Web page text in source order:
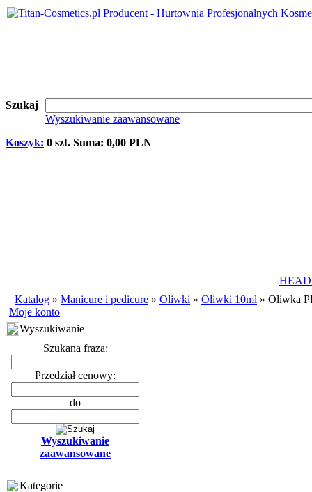
Szukaj
Wyszukiwanie zaawansowane
Koszyk: 0 szt. Suma: 0,00 PLN
Katalog » Manicure i pedicure » Oliwki » Oliwki 10ml » Oliwka
Moje konto
Wyszukiwanie
Szukana fraza:
Przedział cenowy:
do
Wyszukiwanie
zaawansowane
Kategorie